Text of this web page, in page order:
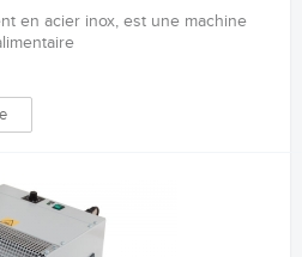
en acier inox, est une machine